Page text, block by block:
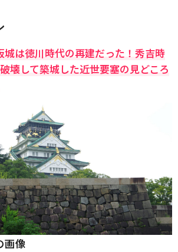
城は徳川時代の再建だった！秀吉時
壊して築城した近世要塞の見どころ
画像